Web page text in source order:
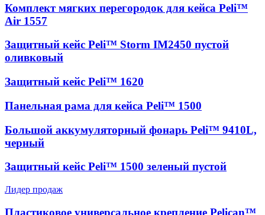
Комплект мягких перегородок для кейса Peli™
Air 1557
Защитный кейс Peli™ Storm IM2450 пустой
оливковый
Защитный кейс Peli™ 1620
Панельная рама для кейса Peli™ 1500
Большой аккумуляторный фонарь Peli™ 9410L,
черный
Защитный кейс Peli™ 1500 зеленый пустой
Лидер продаж
Пластиковое универсальное крепление Pelican™